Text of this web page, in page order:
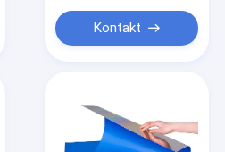
Kontakt